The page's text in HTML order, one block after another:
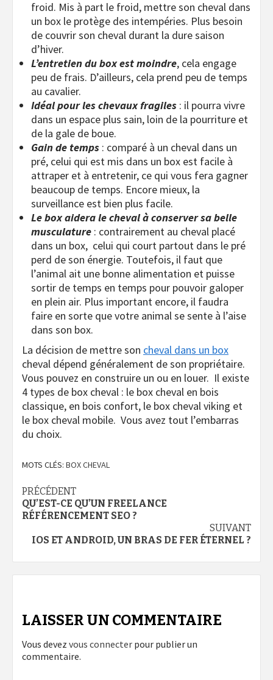
froid. Mis à part le froid, mettre son cheval dans
un box le protège des intempéries. Plus besoin
de couvrir son cheval durant la dure saison
d’hiver.
L’entretien du box est moindre, cela engage
peu de frais. D’ailleurs, cela prend peu de temps
au cavalier.
Idéal pour les chevaux fragiles : il pourra vivre
dans un espace plus sain, loin de la pourriture et
de la gale de boue.
Gain de temps : comparé à un cheval dans un
pré, celui qui est mis dans un box est facile à
attraper et à entretenir, ce qui vous fera gagner
beaucoup de temps. Encore mieux, la
surveillance est bien plus facile.
Le box aidera le cheval à conserver sa belle
musculature : contrairement au cheval placé
dans un box, celui qui court partout dans le pré
perd de son énergie. Toutefois, il faut que
l’animal ait une bonne alimentation et puisse
sortir de temps en temps pour pouvoir galoper
en plein air. Plus important encore, il faudra
faire en sorte que votre animal se sente à l’aise
dans son box.
La décision de mettre son cheval dans un box
cheval dépend généralement de son propriétaire.
Vous pouvez en construire un ou en louer. Il existe
4 types de box cheval : le box cheval en bois
classique, en bois confort, le box cheval viking et
le box cheval mobile. Vous avez tout l’embarras
du choix.
MOTS CLÉS: BOX CHEVAL
Navigation
d’article
PRÉCÉDENT
QU’EST-CE QU’UN FREELANCE
RÉFÉRENCEMENT SEO ?
SUIVANT
IOS ET ANDROID, UN BRAS DE FER ÉTERNEL ?
LAISSER UN COMMENTAIRE
Vous devez vous connecter pour publier un
commentaire.